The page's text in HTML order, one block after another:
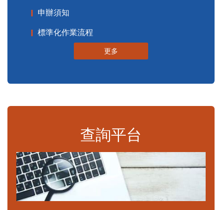
申辦須知
標準化作業流程
更多
查詢平台